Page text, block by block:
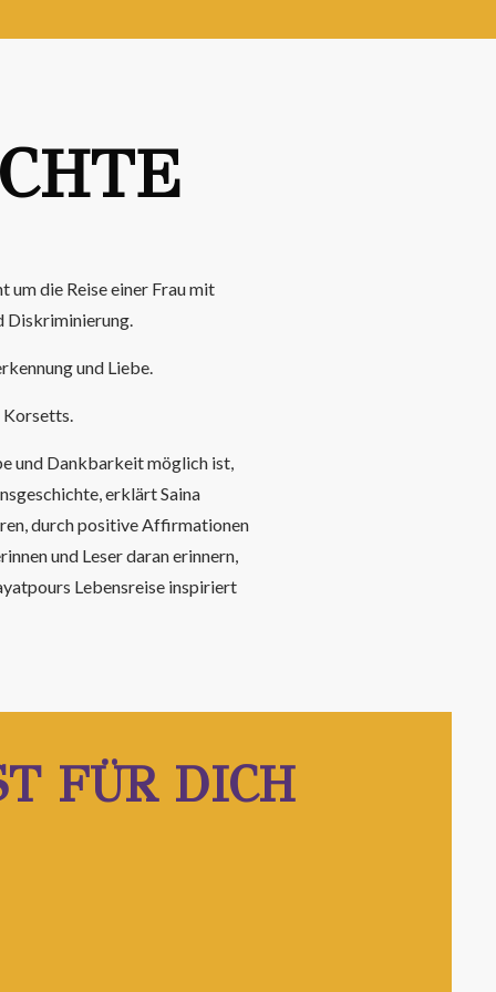
um die Reise einer Frau mit
Diskriminierung.
und Liebe.
und Dankbarkeit möglich ist,
erklärt Saina
durch positive Affirmationen
und Leser daran erinnern,
Lebensreise inspiriert
FÜR DICH